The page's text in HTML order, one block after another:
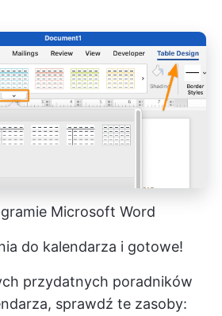
Microsoft Word
do kalendarza i gotowe!
przydatnych poradników
sprawdź te zasoby: